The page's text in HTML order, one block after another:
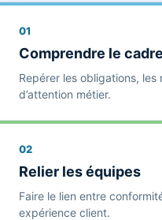
01
Comprendre le cadre
Repérer les obligations,
d’attention métier.
02
Relier les équipes
Faire le lien entre
expérience client.